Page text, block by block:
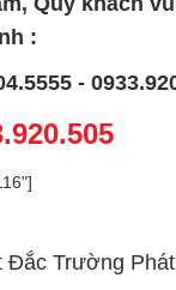
:
-
Đắc Trường